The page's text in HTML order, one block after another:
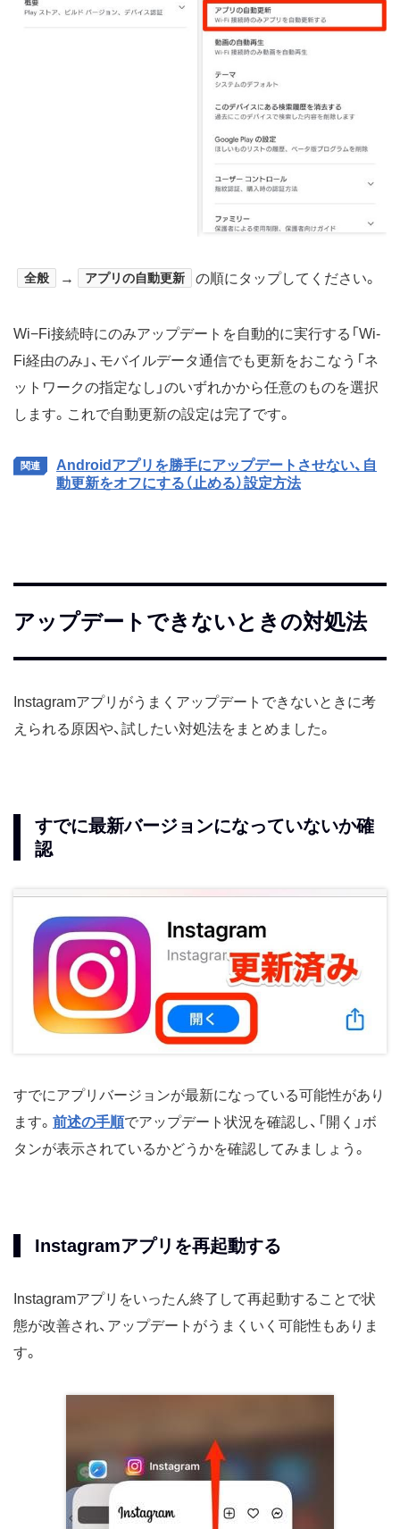
全般 → アプリの自動更新 の順にタップしてください。
Wi−Fi接続時にのみアップデートを自動的に実行する「Wi-
Fi経由のみ」、モバイルデータ通信でも更新をおこなう「ネ
ットワークの指定なし」のいずれかから任意のものを選択
します。これで自動更新の設定は完了です。
Androidアプリを勝手にアップデートさせない、自
動更新をオフにする（止める）設定方法
アップデートできないときの対処法
Instagramアプリがうまくアップデートできないときに考
えられる原因や、試したい対処法をまとめました。
すでに最新バージョンになっていないか確
認
すでにアプリバージョンが最新になっている可能性があり
ます。 前述の手順でアップデート状況を確認し、「開く」ボ
タンが表示されているかどうかを確認してみましょう。
Instagramアプリを再起動する
Instagramアプリをいったん終了して再起動することで状
態が改善され、アップデートがうまくいく可能性もありま
す。